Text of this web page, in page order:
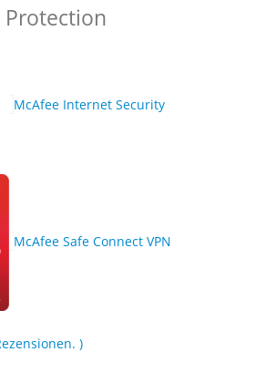
Protection
McAfee Internet Security
McAfee Safe Connect VPN
)